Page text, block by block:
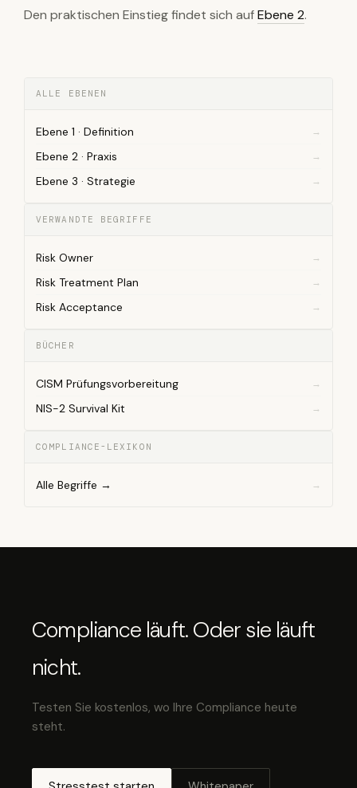
Den praktischen Einstieg findet sich aufEbene 2.
ALLE EBENEN
Ebene 1 · Definition
Ebene 2 · Praxis
Ebene 3 · Strategie
VERWANDTE BEGRIFFE
Risk Owner
Risk Treatment Plan
Risk Acceptance
BÜCHER
CISM Prüfungsvorbereitung
NIS-2 Survival Kit
COMPLIANCE-LEXIKON
Alle Begriffe →
Compliance läuft. Oder sie läuft
nicht.
Testen Sie kostenlos, wo Ihre Compliance heute
steht.